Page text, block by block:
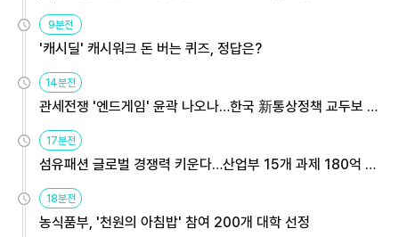
9분전
'캐시딜' 캐시워크 돈 버는 퀴즈, 정답은?
14분전
관세전쟁 '엔드게임' 윤곽 나오나…한국 新통상정책 교두보 활
17분전
섬유패션 글로벌 경쟁력 키운다…산업부 15개 과제 180억 지
18분전
농식품부, '천원의 아침밥' 참여 200개 대학 선정